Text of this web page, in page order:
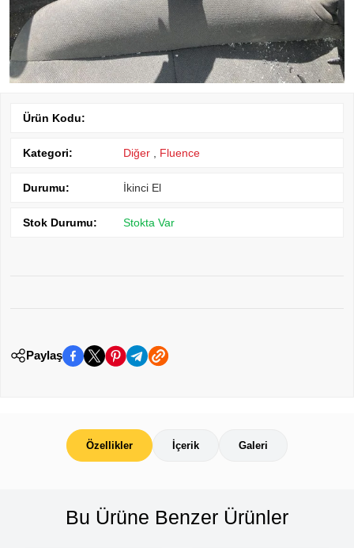
Ürün Kodu:
Kategori: Diğer Fluence
Durumu: İkinci El
Stok Durumu: Stokta Var
Paylaş
Özellikler İçerik Galeri
Bu Ürüne Benzer Ürünler